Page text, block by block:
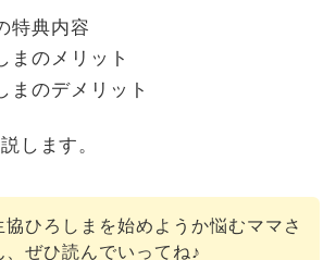
特典内容
まのメリット
まのデメリット
します。
協ひろしまを始めようか悩むママさ
、ぜひ読んでいってね♪